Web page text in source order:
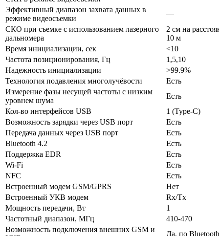
Эффективный диапазон захвата данных в
режиме видеосъемки
—
СКО при съемке с использованием лазерного
дальномера
2 см на
10 м
Время инициализации, сек
˂10
Частота позиционирования, Гц
1,5,10
Надежность инициализации
˃99.9%
Технология подавления многолучёвости
Есть
Измерение фазы несущей частоты с низким
уровнем шума
Есть
Кол-во интерфейсов USB
1 (Type-C)
Возможность зарядки через USB порт
Есть
Передача данных через USB порт
Есть
Bluetooth 4.2
Есть
Поддержка EDR
Есть
Wi-Fi
Есть
NFC
Есть
Встроенный модем GSM/GPRS
Нет
Встроенный УКВ модем
Rx/Tx
Мощность передачи, Вт
1
Частотный диапазон, МГц
410-470
Возможность подключения внешних GSM и
Да, по Bluetooth